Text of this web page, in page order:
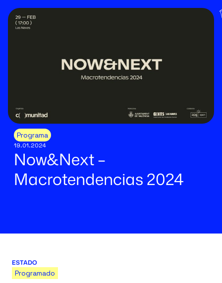
Programa
19.01.2024
Now&Next –
Macrotendencias 2024
ESTADO
Programado